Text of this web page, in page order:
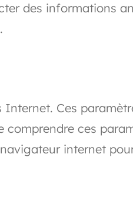
des informations
Ces
ces
internet